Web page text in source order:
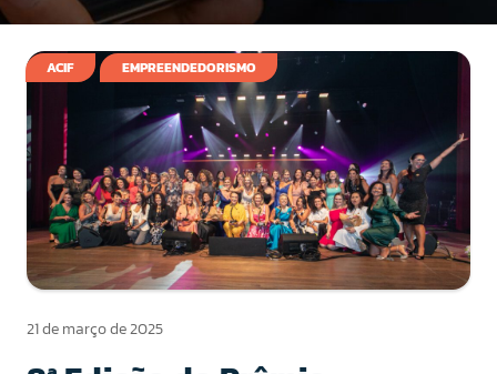
ACIF EMPREENDEDORISMO
21 de março de 2025